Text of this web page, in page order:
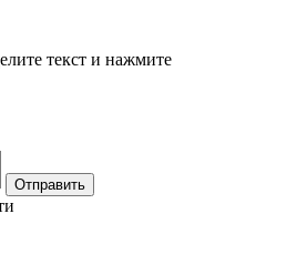
текст и нажмите
Отправить